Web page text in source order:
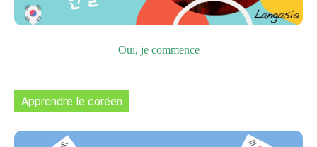
Oui, je commence
Apprendre le coréen